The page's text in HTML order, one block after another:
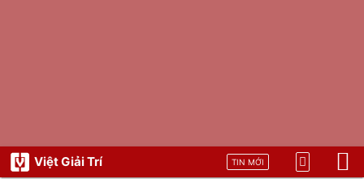
Việt Giải Trí TIN MỚI